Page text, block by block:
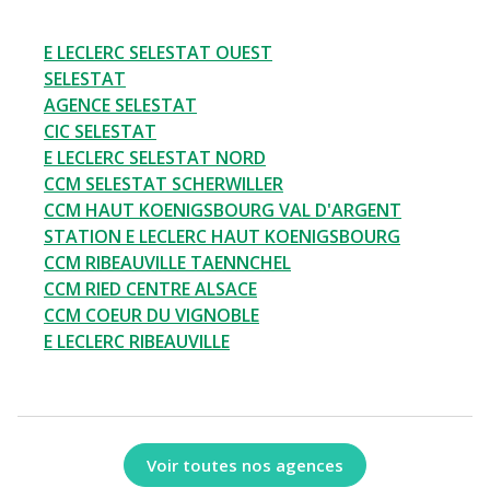
E LECLERC SELESTAT OUEST
SELESTAT
AGENCE SELESTAT
CIC SELESTAT
E LECLERC SELESTAT NORD
CCM SELESTAT SCHERWILLER
CCM HAUT KOENIGSBOURG VAL D'ARGENT
STATION E LECLERC HAUT KOENIGSBOURG
CCM RIBEAUVILLE TAENNCHEL
CCM RIED CENTRE ALSACE
CCM COEUR DU VIGNOBLE
E LECLERC RIBEAUVILLE
Voir toutes nos agences